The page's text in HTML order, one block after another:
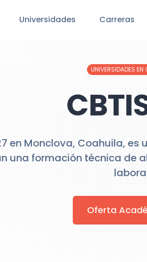
Universidades Carreras
UNIVERSIDADES EN
en Monclova, Coahuila,
una formación técnica de
Oferta